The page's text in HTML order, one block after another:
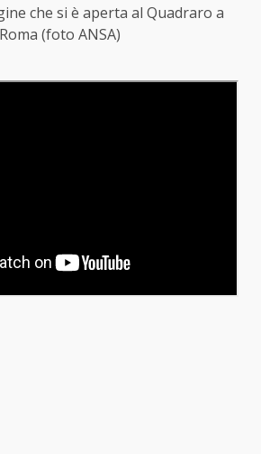
che si è aperta al Quadraro a
Roma (foto ANSA)